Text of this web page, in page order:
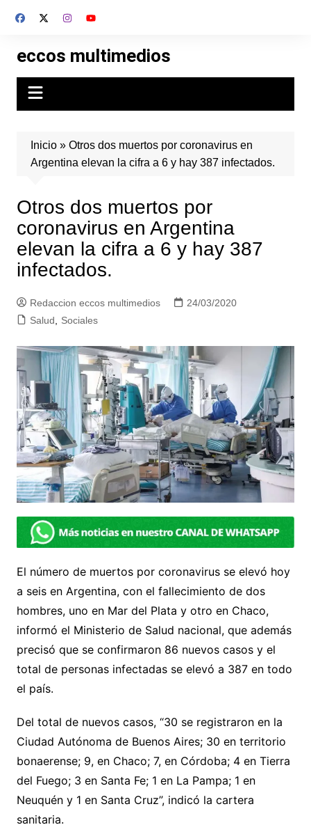
eccos multimedios
Inicio» Otros dos muertos por coronavirus en
Argentina elevan la cifra a 6 y hay 387 infectados.
Otros dos muertos por
coronavirus en Argentina
elevan la cifra a 6 y hay 387
infectados.
Redaccion eccos multimedios
24/03/2020
Salud
Sociales
El número de muertos por coronavirus se elevó hoy
a seis en Argentina, con el fallecimiento de dos
hombres, uno en Mar del Plata y otro en Chaco,
informó el Ministerio de Salud nacional, que además
precisó que se confirmaron 86 nuevos casos y el
total de personas infectadas se elevó a 387 en todo
el país.
Del total de nuevos casos, “30 se registraron en la
Ciudad Autónoma de Buenos Aires; 30 en territorio
bonaerense; 9, en Chaco; 7, en Córdoba; 4 en Tierra
del Fuego; 3 en Santa Fe; 1 en La Pampa; 1 en
Neuquén y 1 en Santa Cruz”, indicó la cartera
sanitaria.